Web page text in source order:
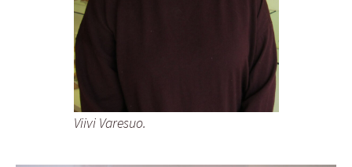
Viivi Varesuo.